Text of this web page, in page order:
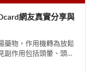
網友真實分享與
藥物，作用機轉為放鬆
副作用包括頭暈、頭